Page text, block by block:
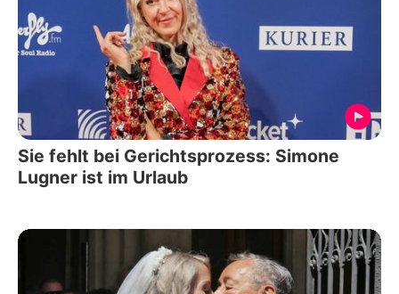
Sie fehlt bei Gerichtsprozess: Simone
Lugner ist im Urlaub